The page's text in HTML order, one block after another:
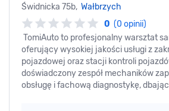
Świdnicka 75b, Wałbrzych
0 (0 opinii)
TomiAuto to profesjonalny warsztat
oferujący wysokiej jakości usługi z
pojazdowej oraz stacji kontroli
doświadczony zespół mechaników
obsługę i fachową diagnostykę,